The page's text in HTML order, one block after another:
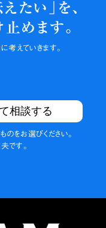
たい」を、
めます。
に考えていきます。
相談する
のをお選びください。
です。